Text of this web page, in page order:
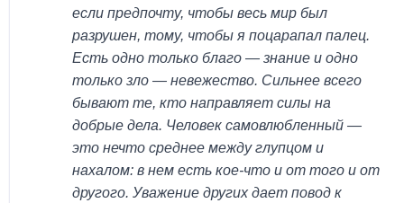
если предпочту, чтобы весь мир был
разрушен, тому, чтобы я поцарапал палец.
Есть одно только благо — знание и одно
только зло — невежество. Сильнее всего
бывают те, кто направляет силы на
добрые дела. Человек самовлюбленный —
это нечто среднее между глупцом и
нахалом: в нем есть кое-что и от того и от
другого. Уважение других дает повод к